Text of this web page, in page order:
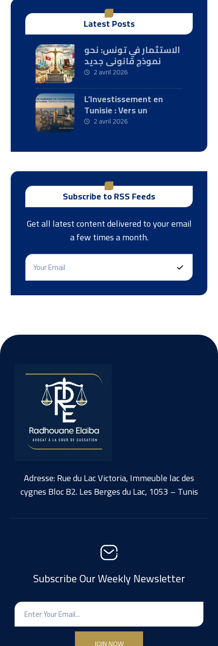
Latest Posts
الاستثمار في تونس: نحو
نموذج قانوني جديد
2 avril 2026
L’Investissement en
Tunisie : Vers un
Nouveau Paradigme
2 avril 2026
Subscribe to RSS Feeds
Get all latest content delivered to your email
a few times a month.
Adresse: Rue du Lac Victoria, Immeuble lac des
cygnes Bloc B2. Les Berges du Lac, 1053 – Tunis
Subscribe Our Weekly Newsletter